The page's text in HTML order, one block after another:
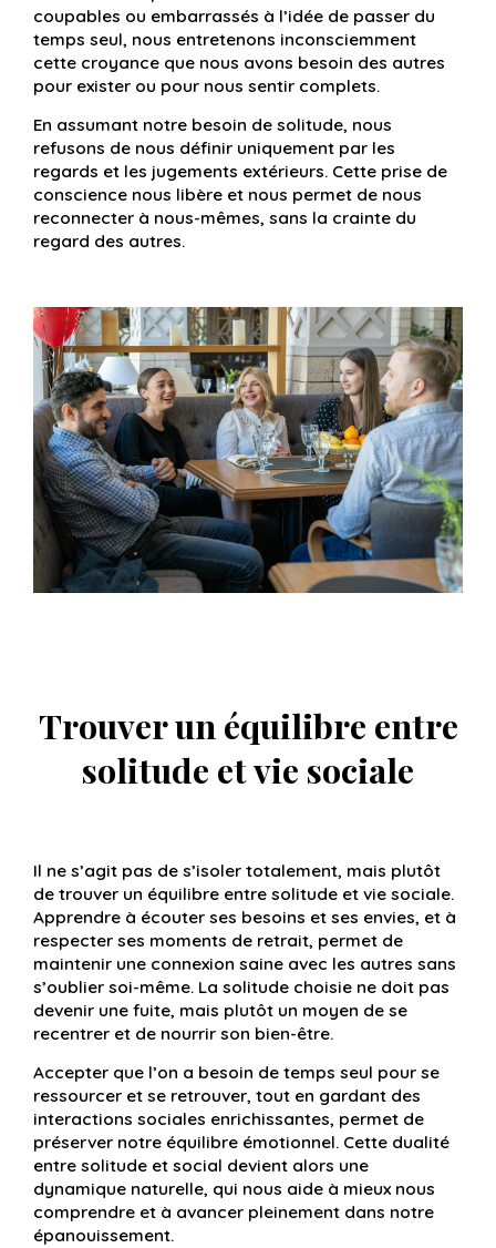
coupables ou embarrassés à l’idée de passer du
temps seul, nous entretenons inconsciemment
cette croyance que nous avons besoin des autres
pour exister ou pour nous sentir complets.
En assumant notre besoin de solitude, nous
refusons de nous définir uniquement par les
regards et les jugements extérieurs. Cette prise de
conscience nous libère et nous permet de nous
reconnecter à nous-mêmes, sans la crainte du
regard des autres.
Trouver un équilibre entre
solitude et vie sociale
Il ne s’agit pas de s’isoler totalement, mais plutôt
de trouver un équilibre entre solitude et vie sociale.
Apprendre à écouter ses besoins et ses envies, et à
respecter ses moments de retrait, permet de
maintenir une connexion saine avec les autres sans
s’oublier soi-même. La solitude choisie ne doit pas
devenir une fuite, mais plutôt un moyen de se
recentrer et de nourrir son bien-être.
Accepter que l’on a besoin de temps seul pour se
ressourcer et se retrouver, tout en gardant des
interactions sociales enrichissantes, permet de
préserver notre équilibre émotionnel. Cette dualité
entre solitude et social devient alors une
dynamique naturelle, qui nous aide à mieux nous
comprendre et à avancer pleinement dans notre
épanouissement.